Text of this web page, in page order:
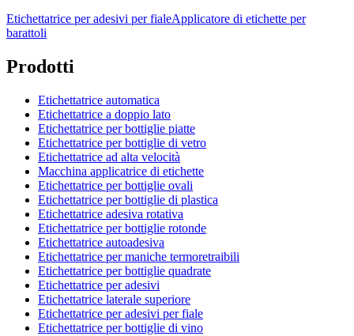
Etichettatrice per adesivi per fialeApplicatore di etichette per
barattoli
Prodotti
Etichettatrice automatica
Etichettatrice a doppio lato
Etichettatrice per bottiglie piatte
Etichettatrice per bottiglie di vetro
Etichettatrice ad alta velocità
Macchina applicatrice di etichette
Etichettatrice per bottiglie ovali
Etichettatrice per bottiglie di plastica
Etichettatrice adesiva rotativa
Etichettatrice per bottiglie rotonde
Etichettatrice autoadesiva
Etichettatrice per maniche termoretraibili
Etichettatrice per bottiglie quadrate
Etichettatrice per adesivi
Etichettatrice laterale superiore
Etichettatrice per adesivi per fiale
Etichettatrice per bottiglie di vino